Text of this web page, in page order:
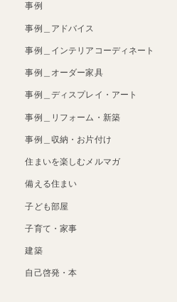
事例
事例＿アドバイス
事例＿インテリアコーディネート
事例＿オーダー家具
事例＿ディスプレイ・アート
事例＿リフォーム・新築
事例＿収納・お片付け
住まいを楽しむメルマガ
備える住まい
子ども部屋
子育て・家事
建築
自己啓発・本